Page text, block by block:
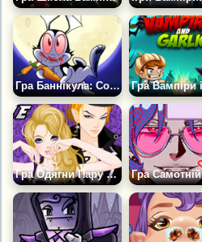
Гра Баннікула: Соковиті Укуси
Гра Одягни Пару Вампірів